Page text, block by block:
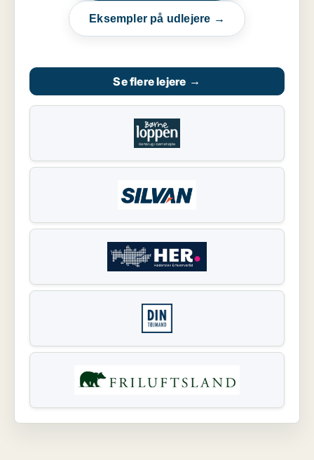
Eksempler på udlejere →
Se flere lejere →